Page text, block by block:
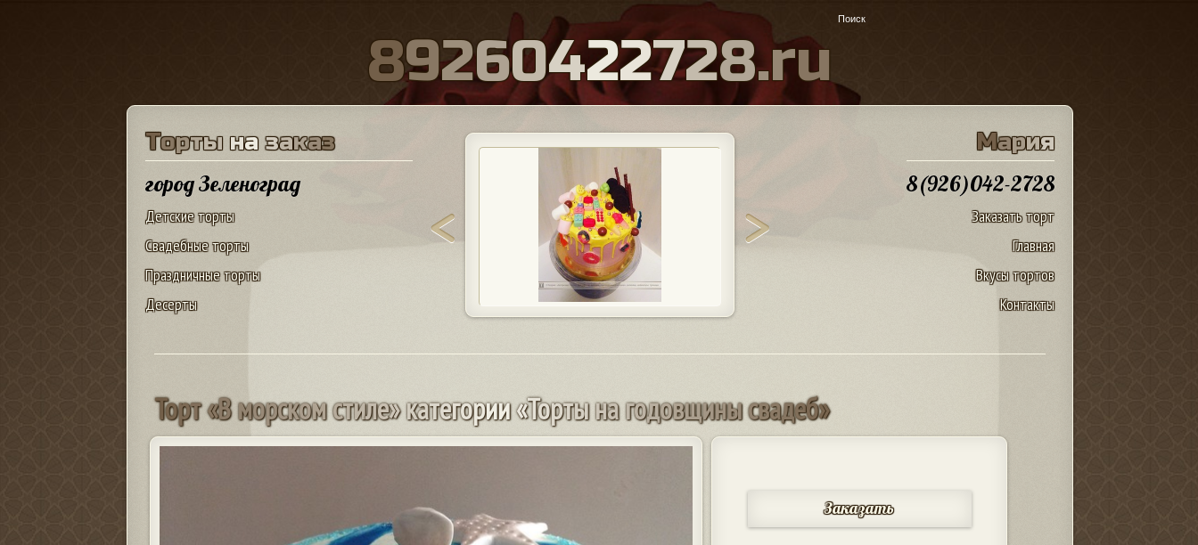
89260422728.ru
Торты на заказ
город Зеленоград
Детские торты
Свадебные торты
Праздничные торты
Десерты
Мария
8(926)042-2728
Заказать торт
Главная
Вкусы тортов
Контакты
Торт«Вморскомстиле»категории«Тортынагодовщинысвадеб»
Заказать